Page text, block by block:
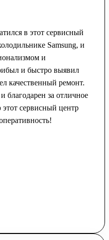
в этот сервисный
Samsung, и
и
и быстро выявил
качественный ремонт.
благодарен за отличное
сервисный центр